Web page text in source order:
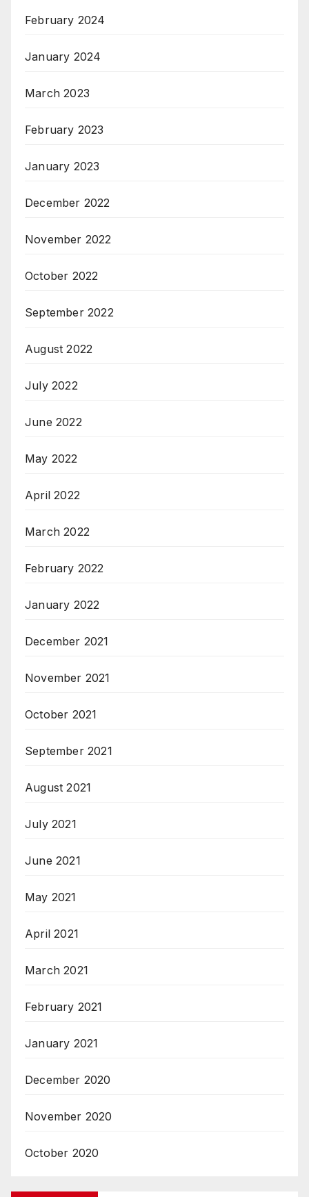
February 2024
January 2024
March 2023
February 2023
January 2023
December 2022
November 2022
October 2022
September 2022
August 2022
July 2022
June 2022
May 2022
April 2022
March 2022
February 2022
January 2022
December 2021
November 2021
October 2021
September 2021
August 2021
July 2021
June 2021
May 2021
April 2021
March 2021
February 2021
January 2021
December 2020
November 2020
October 2020